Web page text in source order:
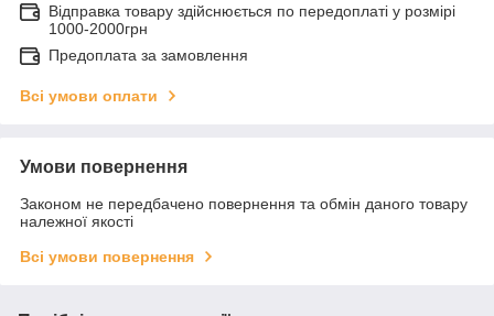
Відправка товару здійснюється по передоплаті у розмірі
1000-2000грн
Предоплата за замовлення
Всі умови оплати
Умови повернення
Законом не передбачено повернення та обмін даного товару
належної якості
Всі умови повернення